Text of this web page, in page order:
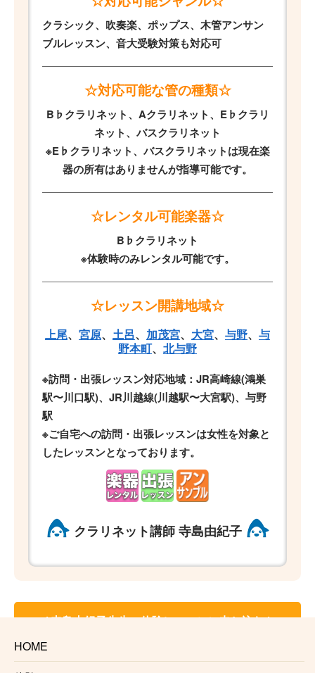
HOME
クラシック、吹奏楽、ポップス、木管アンサン
ブルレッスン、音大受験対策も対応可
☆対応可能な管の種類☆
B♭クラリネット、Aクラリネット、E♭クラリ
ネット、バスクラリネット
※E♭クラリネット、バスクラリネットは現在楽
器の所有はありませんが指導可能です。
☆レンタル可能楽器☆
B♭クラリネット
※体験時のみレンタル可能です。
☆レッスン開講地域☆
上尾、 宮原、 土呂、 加茂宮、 大宮、 与野、 与
野本町、 北与野
※訪問・出張レッスン対応地域：JR高崎線(鴻巣
駅〜川口駅)、JR川越線(川越駅〜大宮駅)、与野
駅
※ご自宅への訪問・出張レッスンは女性を対象と
したレッスンとなっております。
クラリネット講師 寺島由紀子
♪寺島由紀子先生の体験レッスンに申し込む♪
♪オンラインクラリネットレッスン♪